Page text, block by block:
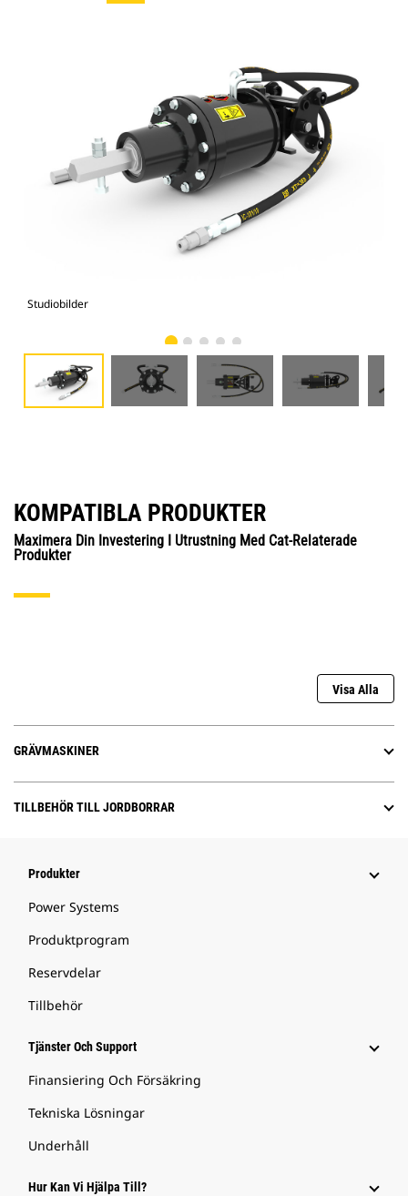
Studiobilder
KOMPATIBLA PRODUKTER
Maximera Din Investering I Utrustning Med Cat-Relaterade
Produkter
Visa Alla
GRÄVMASKINER
TILLBEHÖR TILL JORDBORRAR
Produkter
Power Systems
Produktprogram
Reservdelar
Tillbehör
Tjänster Och Support
Finansiering Och Försäkring
Tekniska Lösningar
Underhåll
Hur Kan Vi Hjälpa Till?